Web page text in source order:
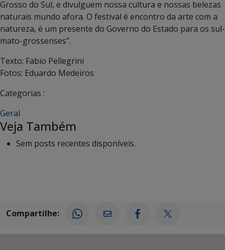
Grosso do Sul, e divulguem nossa cultura e nossas belezas
naturais mundo afora. O festival é encontro da arte com a
natureza, é um presente do Governo do Estado para os sul-
mato-grossenses”.
Texto: Fabio Pellegrini
Fotos: Eduardo Medeiros
Categorias :
Geral
Veja Também
Sem posts recentes disponíveis.
Compartilhe: